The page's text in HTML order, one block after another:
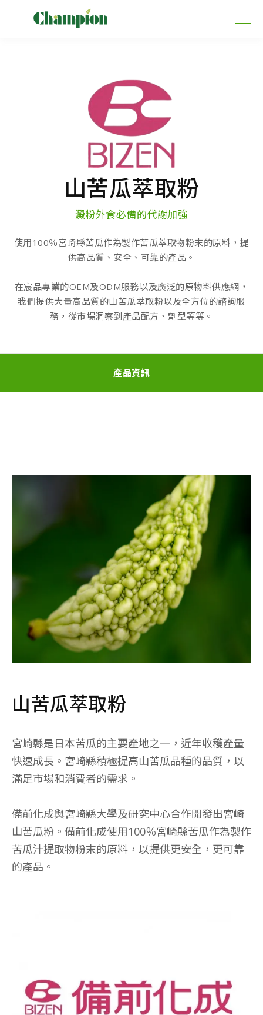
山苦瓜萃取粉
澱粉外食必備的代謝加強
使用100％宮崎縣苦瓜作為製作苦瓜萃取物粉末的原料，提
供高品質、安全、可靠的產品。
在宸品專業的OEM及ODM服務以及廣泛的原物料供應網，
我們提供大量高品質的山苦瓜萃取粉以及全方位的諮詢服
務，從市場洞察到產品配方、劑型等等。
產品資訊
山苦瓜萃取粉
宮崎縣是日本苦瓜的主要產地之一，近年收穫產量
快速成長。宮崎縣積極提高山苦瓜品種的品質，以
滿足市場和消費者的需求。
備前化成與宮崎縣大學及研究中心合作開發出宮崎
山苦瓜粉。備前化成使用100％宮崎縣苦瓜作為製作
苦瓜汁提取物粉末的原料，以提供更安全，更可靠
的產品。